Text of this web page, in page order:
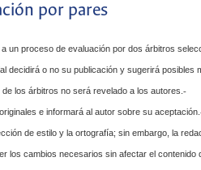
por pares
un proceso de evaluación por dos árbitros
decidirá o no su publicación y sugerirá posibles
de los árbitros no será revelado a los autores. -
e informará al autor sobre su aceptación.
de estilo y la ortografía; sin embargo, la
los cambios necesarios sin afectar el contenido